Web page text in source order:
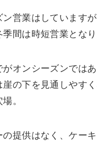
ン営業はしています
間は時短営業となり
がオンシーズンでは
崖の下を見通しやす
。
の提供はなく、ケー